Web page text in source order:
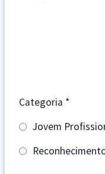
Categoria *
Jovem